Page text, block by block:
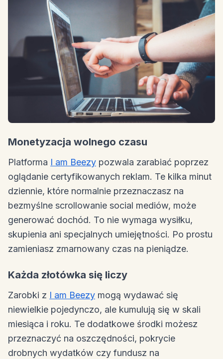
Monetyzacja wolnego czasu
Platforma I am Beezy pozwala zarabiać poprzez
oglądanie certyfikowanych reklam. Te kilka minut
dziennie, które normalnie przeznaczasz na
bezmyślne scrollowanie social mediów, może
generować dochód. To nie wymaga wysiłku,
skupienia ani specjalnych umiejętności. Po prostu
zamieniasz zmarnowany czas na pieniądze.
Każda złotówka się liczy
Zarobki z I am Beezy mogą wydawać się
niewielkie pojedynczo, ale kumulują się w skali
miesiąca i roku. Te dodatkowe środki możesz
przeznaczyć na oszczędności, pokrycie
drobnych wydatków czy fundusz na